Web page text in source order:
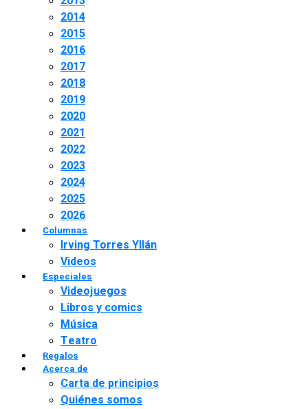
2014
2015
2016
2017
2018
2019
2020
2021
2022
2023
2024
2025
2026
Columnas
Irving Torres Yllán
Videos
Especiales
Videojuegos
Libros y comics
Música
Teatro
Regalos
Acerca de
Carta de principios
Quiénes somos